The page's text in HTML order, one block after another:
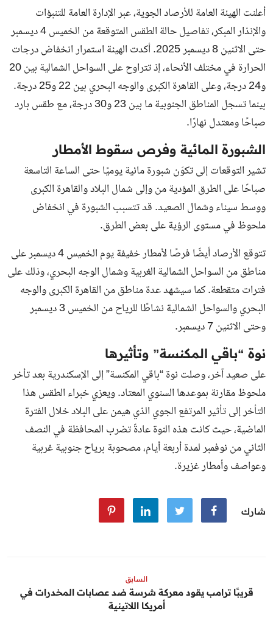
أعلنت الهيئة العامة للأرصاد الجوية، عبر الإدارة العامة للتنبؤات
والإنذار المبكر، تفاصيل حالة الطقس المتوقعة من الخميس 4 ديسمبر
حتى الاثنين 8 ديسمبر 2025. أكدت الهيئة استمرار انخفاض درجات
الحرارة في مختلف الأنحاء، إذ تتراوح على السواحل الشمالية بين 20
و24 درجة، وعلى القاهرة الكبرى والوجه البحري بين 22 و25 درجة.
بينما تسجل المناطق الجنوبية ما بين 23 و30 درجة، مع طقس بارد
صباحًا ومعتدل نهارًا.
الشبورة المائية وفرص سقوط الأمطار
تشير التوقعات إلى تكوّن شبورة مائية يوميًا حتى الساعة التاسعة
صباحًا على الطرق المؤدية من وإلى شمال البلاد والقاهرة الكبرى
ووسط سيناء وشمال الصعيد. قد تتسبب الشبورة في انخفاض
ملحوظ في مستوى الرؤية على بعض الطرق.
تتوقع الأرصاد أيضًا فرصًا لأمطار خفيفة يوم الخميس 4 ديسمبر على
مناطق من السواحل الشمالية الغربية وشمال الوجه البحري، وذلك على
فترات متقطعة. كما سيشهد عدة مناطق من القاهرة الكبرى والوجه
البحري والسواحل الشمالية نشاطًا للرياح من الخميس 3 ديسمبر
وحتى الاثنين 7 ديسمبر.
نوة “باقي المكنسة” وتأثيرها
على صعيد آخر، وصلت نوة “باقي المكنسة” إلى الإسكندرية بعد تأخر
ملحوظ مقارنة بموعدها السنوي المعتاد. ويعزي خبراء الطقس هذا
التأخر إلى تأثير المرتفع الجوي الذي هيمن على البلاد خلال الفترة
الماضية، حيث كانت هذه النوة عادةً تضرب المحافظة في النصف
الثاني من نوفمبر لمدة أربعة أيام، مصحوبة برياح جنوبية غربية
وعواصف وأمطار غزيرة.
شارك
السابق
قريبًا ترامب يقود معركة شرسة ضد عصابات المخدرات في
أمريكا اللاتينية